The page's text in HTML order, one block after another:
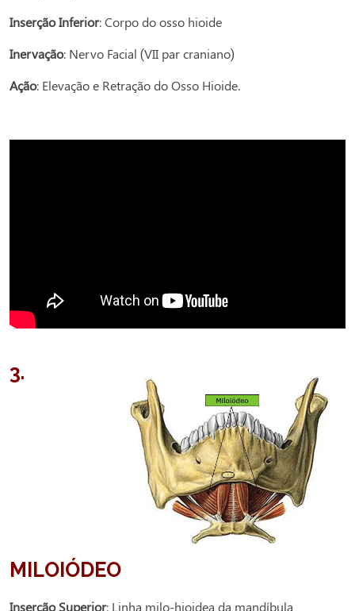
Inserção Inferior: Corpo do osso hioide
Inervação: Nervo Facial (VII par craniano)
Ação: Elevação e Retração do Osso Hioide.
3.
MILOIÓDEO
Inserção Superior: Linha milo-hioidea da mandíbula